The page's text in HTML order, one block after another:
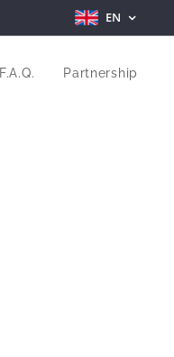
EN
F.A.Q. Partnership